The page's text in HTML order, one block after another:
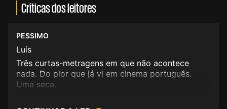
Críticas dos leitores
PESSIMO
Luís
Três curtas-metragens em que não acontece
nada. Do pior que já vi em cinema português.
Uma seca.